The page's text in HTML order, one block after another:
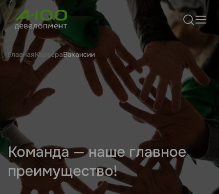
ГлавнаяКарьераВакансии
Команда — наше главное
преимущество!